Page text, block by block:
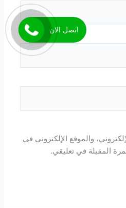
والموقع الإلكتروني في
المقبلة في تعليقي.
اتصل الان